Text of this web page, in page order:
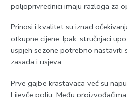
poljoprivrednici imaju razloga za
Prinosi i kvalitet su iznad
otkupne cijene. Ipak, stručnjaci
uspjeh sezone potrebno nastaviti
zasada i usjeva.
Prve gajbe krastavaca već su
Lijevče polju. Među